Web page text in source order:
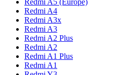
Redmi A5 (Europe)
Redmi A4
Redmi A3x
Redmi A3
Redmi A2 Plus
Redmi A2
Redmi A1 Plus
Redmi A1